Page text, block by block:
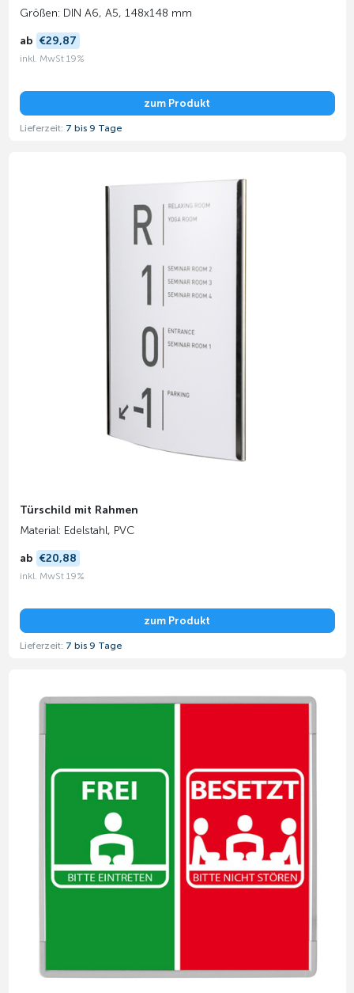
Größen: DIN A6, A5, 148x148 mm
ab €29,87
inkl. MwSt 19%
zum Produkt
Lieferzeit: 7 bis 9 Tage
Türschild mit Rahmen
Material: Edelstahl, PVC
ab €20,88
inkl. MwSt 19%
zum Produkt
Lieferzeit: 7 bis 9 Tage